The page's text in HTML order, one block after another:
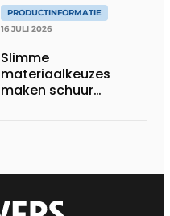
PRODUCTINFORMATIE
16 JULI 2026
Slimme
materiaalkeuzes
maken schuur